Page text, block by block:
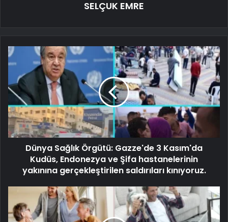
SELÇUK EMRE
Dünya Sağlık Örgütü: Gazze'de 3 Kasım'da
Kudüs, Endonezya ve Şifa hastanelerinin
yakınına gerçekleştirilen saldırıları kınıyoruz.